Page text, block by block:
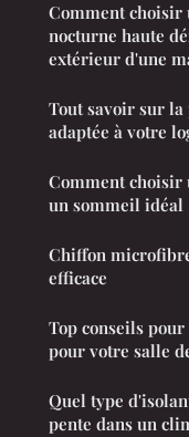
Comment choisir
nocturne haute
extérieur d'une
Tout savoir sur la
adaptée à votre
Comment choisir
un sommeil idéal
Chiffon
efficace
Top conseils
pour votre salle
Quel type
pente dans un